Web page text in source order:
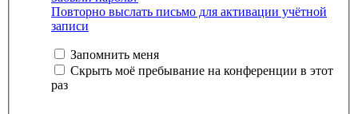
Повторно выслать письмо для активации учётной
записи
Запомнить меня
Скрыть моё пребывание на конференции в этот
раз